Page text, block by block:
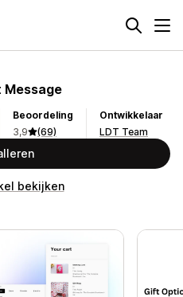
Message
Beoordeling
3,9
(69)
Ontwikkelaar
LDT Team
bekijken